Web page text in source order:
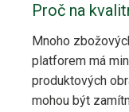
Proč na
Mnoho
platforem má
produktových
mohou být